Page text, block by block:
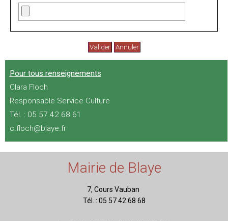
Pour tous renseignements
Clara Floch
Responsable Service Culture
Tél. : 05 57 42 68 61
c.floch@blaye.fr
Mairie de Blaye
7, Cours Vauban
Tél. : 05 57 42 68 68